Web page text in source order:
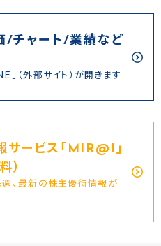
/チャート/業績など
（外部サイト）が開きます
サービス｢MIR@I｣
）
、最新の株主優待情報が